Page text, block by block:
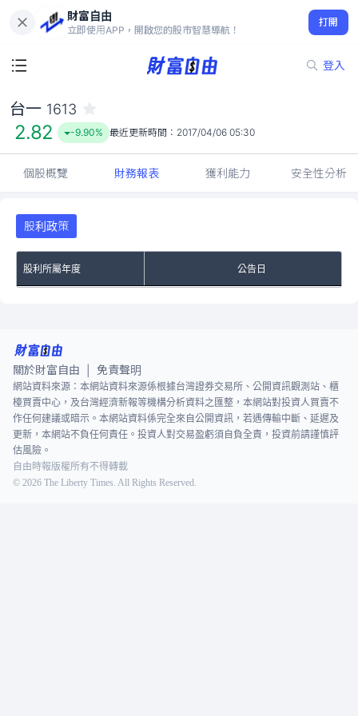
財富自由
立即使用APP，開啟您的股市智慧導航！
打開
登入
2.82
-9.90%
台一 1613
2.82 -9.90% 最近更新時間： 2017/04/06 05:30
個股概覽 財務報表 獲利能力 安全性分析
股利政策
股利所屬年度 公告日
關於財富自由 免責聲明
網站資料來源：本網站資料來源係根據台灣證券交易所、公開資訊觀測站、櫃
檯買賣中心，及台灣經濟新報等機構分析資料之匯整，本網站對投資人買賣不
作任何建議或暗示。本網站資料係完全來自公開資訊，若遇傳輸中斷、延遲及
更新，本網站不負任何責任。投資人對交易盈虧須自負全責，投資前請謹慎評
估風險。
自由時報版權所有不得轉載
© 2026 The Liberty Times. All Rights Reserved.